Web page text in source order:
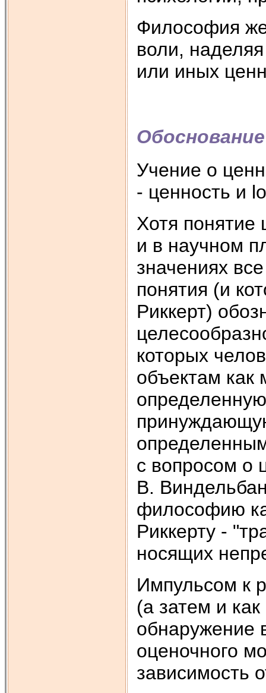
Философия
воли,
или иных
Учение о
- ценность и
Хотя понятие
и в научном
значениях
понятия (и
Риккерт)
которых
объектам как
с вопросом о
В.
философию
Риккерту -
носящих
Импульсом к
(а затем и
обнаружение
оценочного
зависимость